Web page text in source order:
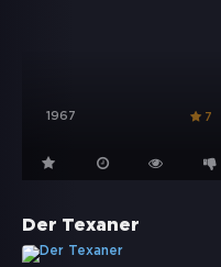
1967 7
Der Texaner